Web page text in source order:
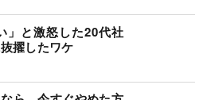
」と激怒した20代社
擢したワケ